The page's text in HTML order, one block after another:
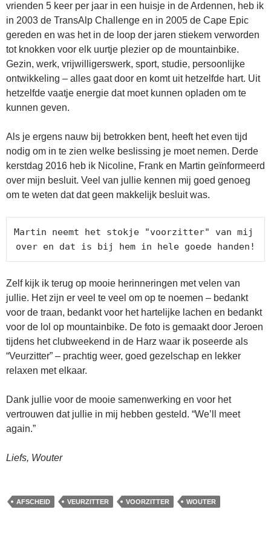
vrienden 5 keer per jaar in een huisje in de Ardennen, heb ik
in 2003 de TransAlp Challenge en in 2005 de Cape Epic
gereden en was het in de loop der jaren stiekem verworden
tot knokken voor elk uurtje plezier op de mountainbike.
Gezin, werk, vrijwilligerswerk, sport, studie, persoonlijke
ontwikkeling – alles gaat door en komt uit hetzelfde hart. Uit
hetzelfde vaatje energie dat moet kunnen opladen om te
kunnen geven.
Als je ergens nauw bij betrokken bent, heeft het even tijd
nodig om in te zien welke beslissing je moet nemen. Derde
kerstdag 2016 heb ik Nicoline, Frank en Martin geïnformeerd
over mijn besluit. Veel van jullie kennen mij goed genoeg
om te weten dat dat geen makkelijk besluit was.
Martin neemt het stokje "voorzitter" van mij
over en dat is bij hem in hele goede handen!
Zelf kijk ik terug op mooie herinneringen met velen van
jullie. Het zijn er veel te veel om op te noemen – bedankt
voor de traan, bedankt voor het hartelijke lachen en bedankt
voor de lol op mountainbike. De foto is gemaakt door Jeroen
tijdens het clubweekend in de Harz waar ik poseerde als
“Veurzitter” – prachtig weer, goed gezelschap en lekker
relaxen met elkaar.
Dank jullie voor de mooie samenwerking en voor het
vertrouwen dat jullie in mij hebben gesteld. “We’ll meet
again.”
Liefs, Wouter
AFSCHEID VEURZITTER VOORZITTER WOUTER